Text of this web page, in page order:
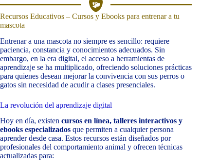
Recursos Educativos – Cursos y Ebooks para entrenar a tu
mascota
Entrenar a una mascota no siempre es sencillo: requiere
paciencia, constancia y conocimientos adecuados. Sin
embargo, en la era digital, el acceso a herramientas de
aprendizaje se ha multiplicado, ofreciendo soluciones prácticas
para quienes desean mejorar la convivencia con sus perros o
gatos sin necesidad de acudir a clases presenciales.
La revolución del aprendizaje digital
Hoy en día, existen cursos en línea, talleres interactivos y
ebooks especializados que permiten a cualquier persona
aprender desde casa. Estos recursos están diseñados por
profesionales del comportamiento animal y ofrecen técnicas
actualizadas para: